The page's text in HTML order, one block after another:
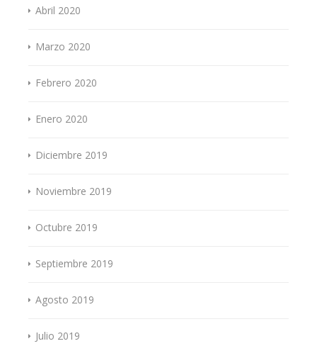
Abril 2020
Marzo 2020
Febrero 2020
Enero 2020
Diciembre 2019
Noviembre 2019
Octubre 2019
Septiembre 2019
Agosto 2019
Julio 2019